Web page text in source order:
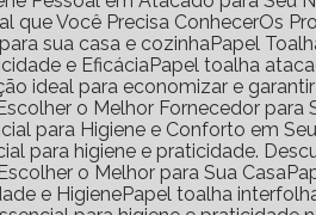
que Você Precisa Conhecer
Os
sua casa e cozinha Papel
e Eficácia Papel toalha
ideal para economizar e
o Melhor Fornecedor para
para Higiene e Conforto em
para higiene e praticidade.
o Melhor para Sua Casa
e Higiene Papel toalha